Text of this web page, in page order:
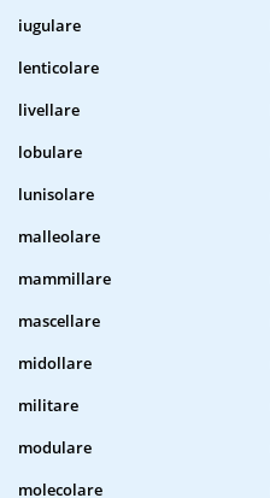
iugulare
lenticolare
livellare
lobulare
lunisolare
malleolare
mammillare
mascellare
midollare
militare
modulare
molecolare